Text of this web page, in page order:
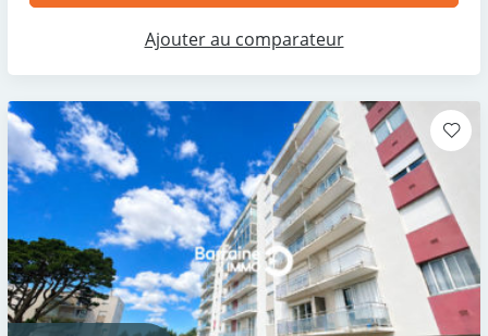
Ajouter au comparateur